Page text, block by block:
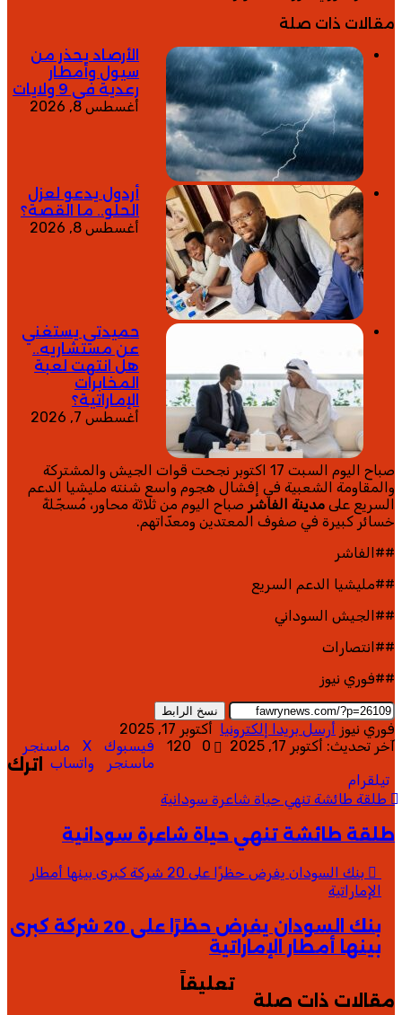
مقالات ذات صلة
الأرصاد يحذر من
سيول وأمطار
رعدية في 9 ولايات
أغسطس 8, 2026
أردول يدعو لعزل
الحلو.. ما القصة؟
أغسطس 8, 2026
حميدتي يستغني
عن مستشاريه..
هل انتهت لعبة
المخابرات
الإماراتية؟
أغسطس 7, 2026
صباح اليوم السبت 17 اكتوبر نجحت قوات الجيش والمشتركة
والمقاومة الشعبية في إفشال هجوم واسع شنته مليشيا الدعم
السريع على مدينة الفاشر صباح اليوم من ثلاثة محاور، مُسجّلةً
خسائر كبيرة في صفوف المعتدين ومعدّاتهم.
##الفاشر
##مليشيا الدعم السريع
##الجيش السوداني
##انتصارات
##فوري نيوز
نسخ الرابط
فوري نيوز أرسل بريدا إلكترونيا أكتوبر 17, 2025
آخر تحديث: أكتوبر 17, 2025
0 فيسبوك ‫X
ماسنجر
ماسنجر
واتساب
تيلقرام
طلقة طائشة تنهي حياة شاعرة سودانية
طلقة طائشة تنهي حياة شاعرة سودانية
بنك السودان يفرض حظرًا على 20 شركة كبرى بينها أمطار
الإماراتية
بنك السودان يفرض حظرًا على 20 شركة كبرى
بينها أمطار الإماراتية
مقالات ذات صلة
اترك
تعليقاً